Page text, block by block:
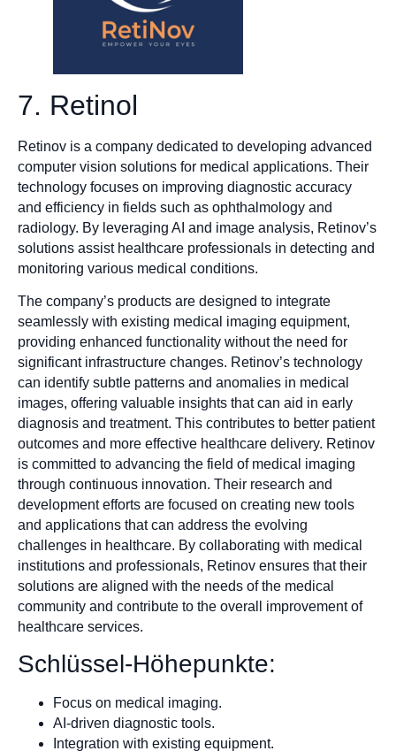
7. Retinol
Retinov is a company dedicated to developing advanced
computer vision solutions for medical applications. Their
technology focuses on improving diagnostic accuracy
and efficiency in fields such as ophthalmology and
radiology. By leveraging AI and image analysis, Retinov’s
solutions assist healthcare professionals in detecting and
monitoring various medical conditions.
The company’s products are designed to integrate
seamlessly with existing medical imaging equipment,
providing enhanced functionality without the need for
significant infrastructure changes. Retinov’s technology
can identify subtle patterns and anomalies in medical
images, offering valuable insights that can aid in early
diagnosis and treatment. This contributes to better patient
outcomes and more effective healthcare delivery. Retinov
is committed to advancing the field of medical imaging
through continuous innovation. Their research and
development efforts are focused on creating new tools
and applications that can address the evolving
challenges in healthcare. By collaborating with medical
institutions and professionals, Retinov ensures that their
solutions are aligned with the needs of the medical
community and contribute to the overall improvement of
healthcare services.
Schlüssel-Höhepunkte:
Focus on medical imaging.
AI-driven diagnostic tools.
Integration with existing equipment.